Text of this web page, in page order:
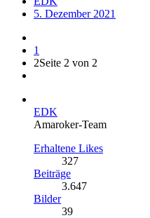
5. Dezember 2021
1
2Seite 2 von 2
EDK
Amaroker-Team
Erhaltene Likes
327
Beiträge
3.647
Bilder
39